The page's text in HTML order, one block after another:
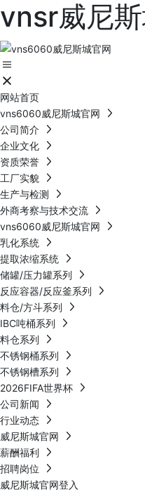
vnsr威尼
网站首页
vns6060威尼斯城官网
公司简介
企业文化
资质荣誉
工厂实貌
生产与检测
外商考察与技术交流
vns6060威尼斯城官网
乳化系统
提取浓缩系统
储罐/压力罐系列
反应容器/反应釜系列
料仓/方斗系列
IBC吨桶系列
料仓系列
不锈钢桶系列
不锈钢槽系列
2026FIFA世界杯
公司新闻
行业动态
威尼斯城官网
薪酬福利
招聘岗位
威尼斯城官网登入